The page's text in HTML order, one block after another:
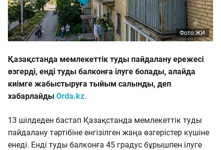
Фото:ЖИ
Қазақстанда мемлекеттік туды пайдалану ережесі
өзгерді, енді туды балконға ілуге болады, алайда
киімге жабыстыруға тыйым салынды, деп
хабарлайды Orda.kz.
13 шілдеден бастап Қазақстанда мемлекеттік туды
пайдалану тәртібіне енгізілген жаңа өзгерістер күшіне
енеді. Енді туды балконға 45 градус бұрышпен ілуге